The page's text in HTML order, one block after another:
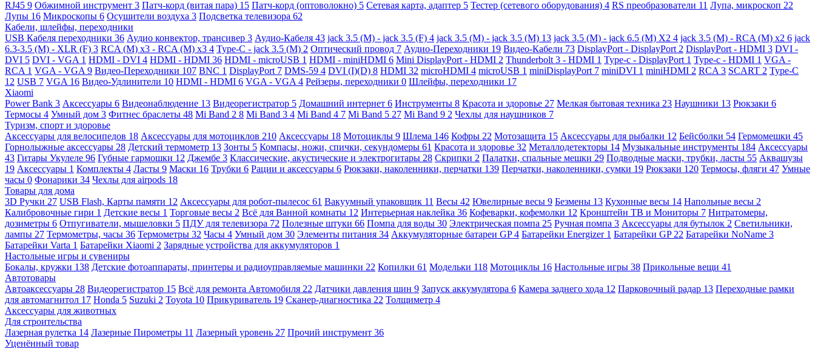
RJ45 9 Обжимной инструмент 3 Патч-корд (витая пара) 15 Патч-корд (оптоволокно) 5 Сетевая карта, адаптер 5 Тестер (сетевого оборудования) 4 RS преобразователи 11 Лупа, микроскоп 22
Лупы 16 Микроскопы 6 Осушители воздуха 3 Подсветка телевизора 62
Кабели, шлейфы, переходники
USB Кабеля переходники 36 Аудио конвектор, трансивер 3 Аудио-Кабеля 43 jack 3.5 (M) - jack 3.5 (F) 4 jack 3.5 (M) - jack 3.5 (M) 13 jack 3.5 (M) - jack 6.5 (M) X2 4 jack 3.5 (M) - RCA (M) x2 6 jack
6.3-3.5 (M) - XLR (F) 3 RCA (M) x3 - RCA (M) x3 4 Type-C - jack 3.5 (M) 2 Оптический провод 7 Аудио-Переходники 19 Видео-Кабели 73 DisplayPort - DisplayPort 2 DisplayPort - HDMI 3 DVI -
DVI 5 DVI - VGA 1 HDMI - DVI 4 HDMI - HDMI 36 HDMI - microUSB 1 HDMI - miniHDMI 6 Mini DisplayPort - HDMI 2 Thunderbolt 3 - HDMI 1 Type-c - DisplayPort 1 Type-c - HDMI 1 VGA -
RCA 1 VGA - VGA 9 Видео-Переходники 107 BNC 1 DisplayPort 7 DMS-59 4 DVI (I)(D) 8 HDMI 32 microHDMI 4 microUSB 1 miniDisplayPort 7 miniDVI 1 miniHDMI 2 RCA 3 SCART 2 Type-C
12 USB 7 VGA 16 Видео-Удлинители 10 HDMI - HDMI 6 VGA - VGA 4 Рейзеры, переходники 0 Шлейфы, переходники 17
Xiaomi
Power Bank 3 Аксессуары 6 Видеонаблюдение 13 Видеорегистратор 5 Домашний интернет 6 Инструменты 8 Красота и здоровье 27 Мелкая бытовая техника 23 Наушники 13 Рюкзаки 6
Термосы 4 Умный дом 3 Фитнес браслеты 48 Mi Band 2 8 Mi Band 3 4 Mi Band 4 7 Mi Band 5 27 Mi Band 9 2 Чехлы для наушников 7
Туризм, спорт и здоровье
Аксессуары для велосипедов 18 Аксессуары для мотоциклов 210 Аксессуары 18 Мотоциклы 9 Шлема 146 Кофры 22 Мотозащита 15 Аксессуары для рыбалки 12 Бейсболки 54 Гермомешки 45
Горнолыжные аксессуары 28 Детский термометр 13 Зонты 5 Компасы, ножи, спички, секундомеры 61 Красота и здоровье 32 Металлодетекторы 14 Музыкальные инструменты 184 Аксессуары
43 Гитары Укулеле 96 Губные гармошки 12 Джембе 3 Классические, акустические и электрогитары 28 Скрипки 2 Палатки, спальные мешки 29 Подводные маски, трубки, ласты 55 Аквашузы
19 Аксессуары 1 Комплекты 4 Ласты 9 Маски 16 Трубки 6 Рации и аксессуары 6 Рюкзаки, наколенники, перчатки 139 Перчатки, наколенники, сумки 19 Рюкзаки 120 Термосы, фляги 47 Умные
часы 0 Фонарики 34 Чехлы для airpods 18
Товары для дома
3D Ручки 27 USB Flash, Карты памяти 12 Аксессуары для робот-пылесос 61 Вакуумный упаковщик 11 Весы 42 Ювелирные весы 9 Безмены 13 Кухонные весы 14 Напольные весы 2
Калибровочные гири 1 Детские весы 1 Торговые весы 2 Всё для Ванной комнаты 12 Интерьерная наклейка 36 Кофеварки, кофемолки 12 Кронштейн ТВ и Мониторы 7 Нитратомеры,
дозиметры 6 Отпугиватели, мышеловки 5 ПДУ для телевизора 72 Полезные штуки 66 Помпа для воды 30 Электрическая помпа 25 Ручная помпа 3 Аксессуары для бутылок 2 Светильники,
лампы 27 Термометры, часы 36 Термометры 32 Часы 4 Умный дом 30 Элементы питания 34 Аккумуляторные батареи GP4 Батарейки Energizer 1 Батарейки GP 22 Батарейки NoName 3
Батарейки Varta 1 Батарейки Xiaomi 2 Зарядные устройства для аккумуляторов 1
Настольные игры и сувениры
Бокалы, кружки 138 Детские фотоаппараты, принтеры и радиоуправляемые машинки 22 Копилки 61 Модельки 118 Мотоциклы 16 Настольные игры 38 Прикольные вещи 41
Автотовары
Автоаксессуары 28 Видеорегистратор 15 Всё для ремонта Автомобиля 22 Датчики давления шин 9 Запуск аккумулятора 6 Камера заднего хода 12 Парковочный радар 13 Переходные рамки
для автомагнитол 17 Honda 5 Suzuki 2 Toyota 10 Прикуриватель 19 Сканер-диагностика 22 Толщиметр 4
Аксессуары для животных
Для строительства
Лазерная рулетка 14 Лазерные Пирометры 11 Лазерный уровень 27 Прочий инструмент 36
Уценённый товар